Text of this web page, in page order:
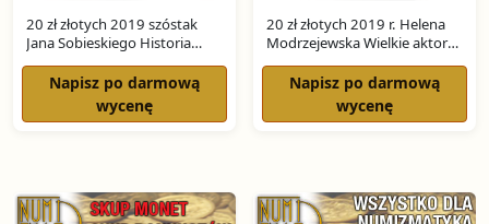
20 zł złotych 2019 szóstak
Jana Sobieskiego Historia
monety SREBRO
Napisz po darmową
wycenę
20 zł złotych 2019 r. Helena
Modrzejewska Wielkie aktorki
SREBRO
Napisz po darmową
wycenę